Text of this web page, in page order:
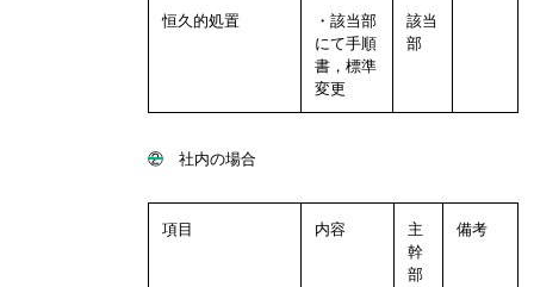
恒久的処置
・該当部
にて手順
書，標準
変更
該当
部
② 社内の場合
項目 内容
主
幹
部
備考